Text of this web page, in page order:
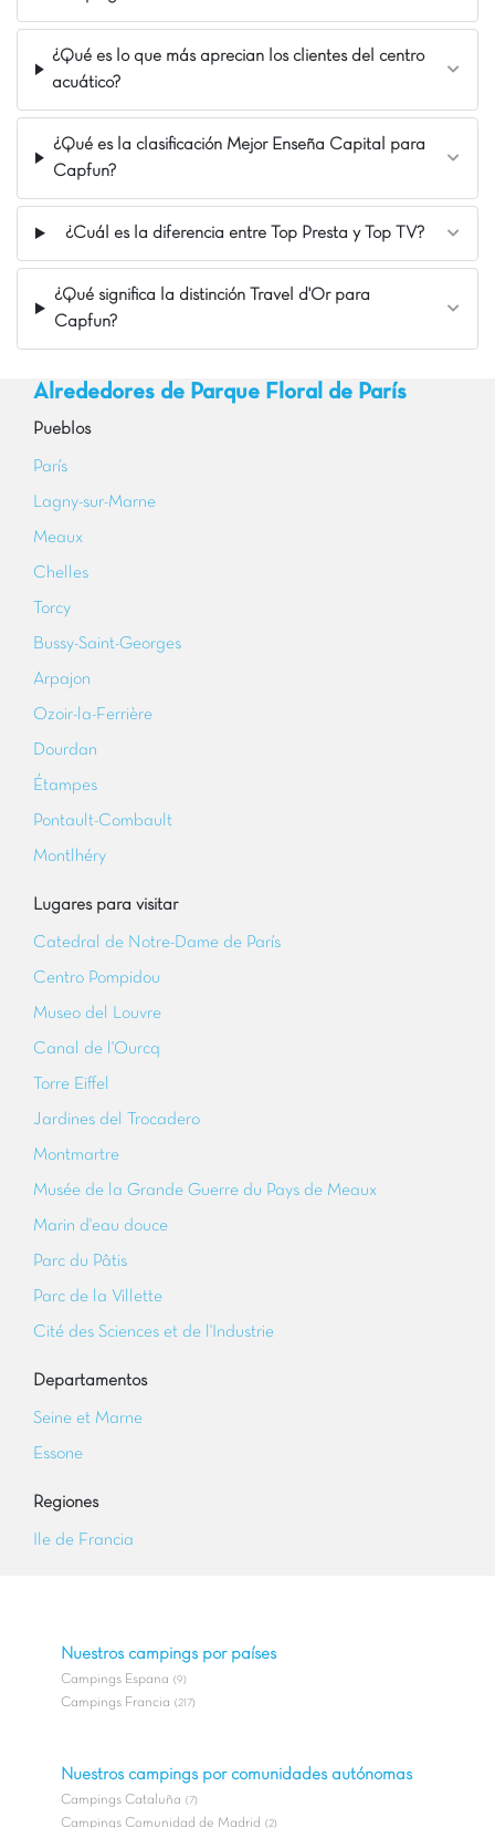
¿Qué es lo que más aprecian los clientes del centro
acuático?
¿Qué es la clasificación Mejor Enseña Capital para
Capfun?
¿Cuál es la diferencia entre Top Presta y Top TV?
¿Qué significa la distinción Travel d'Or para
Capfun?
Alrededores de Parque Floral de París
Pueblos
París
Lagny-sur-Marne
Meaux
Chelles
Torcy
Bussy-Saint-Georges
Arpajon
Ozoir-la-Ferrière
Dourdan
Étampes
Pontault-Combault
Montlhéry
Lugares para visitar
Catedral de Notre-Dame de París
Centro Pompidou
Museo del Louvre
Canal de l'Ourcq
Torre Eiffel
Jardines del Trocadero
Montmartre
Musée de la Grande Guerre du Pays de Meaux
Marin d'eau douce
Parc du Pâtis
Parc de la Villette
Cité des Sciences et de l'Industrie
Departamentos
Seine et Marne
Essone
Regiones
Ile de Francia
Nuestros campings por países
Campings Espana (9)
Campings Francia (217)
Nuestros campings por comunidades autónomas
Campings Cataluña (7)
Campings Comunidad de Madrid (2)